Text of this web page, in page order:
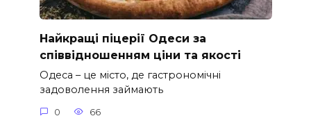
Найкращі піцерії Одеси за
співвідношенням ціни та якості
Одеса – це місто, де гастрономічні
задоволення займають
0 66